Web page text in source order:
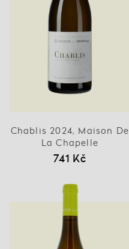
Chablis 2024, Maison De
La Chapelle
741 Kč